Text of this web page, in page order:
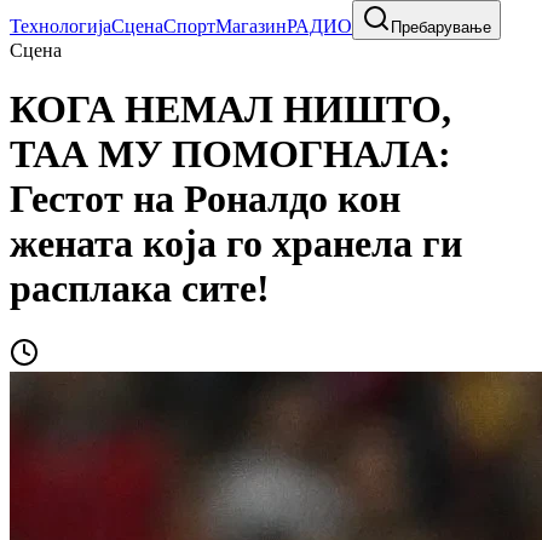
ТехнологијаСценаСпортМагазинРАДИО Пребарување
Сцена
КОГА НЕМАЛ НИШТО,
ТАА МУ ПОМОГНАЛА:
Гестот на Роналдо кон
жената која го хранела ги
расплака сите!